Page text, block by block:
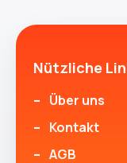
Nützliche
Über uns
Kontakt
AGB